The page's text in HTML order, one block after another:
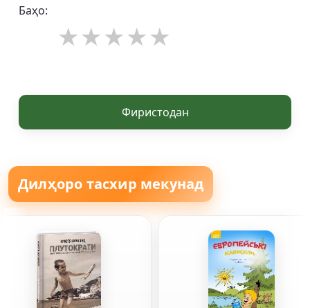
Баҳо:
Фиристодан
Дилҳоро тасхир мекунад